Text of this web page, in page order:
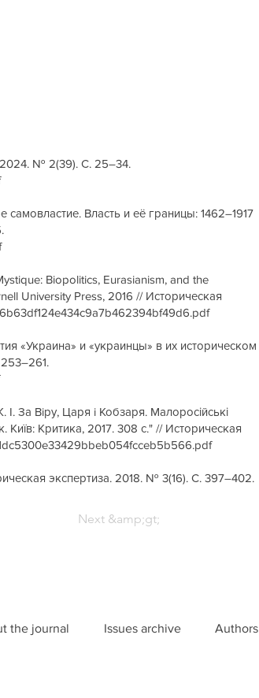
2024. № 2(39). С. 25–34.
Власть и её границы: 1462–1917
Biopolitics, Eurasianism, and the
University Press, 2016 // Историческая
«Украина» и «украинцы» в их историческом
За Вiру, Царя i Кобзаря. Малоросійські
Київ: Критика, 2017. 308 с." // Историческая
экспертиза. 2018. № 3(16). С. 397–402.
Next &amp;gt;
the journal Issues archive
Authors